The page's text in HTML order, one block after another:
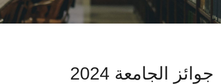
البحث العلمي
جوائز الجامعة 2024